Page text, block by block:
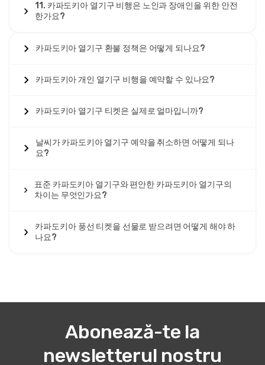
11. 카파도키아 열기구 비행은 노인과 장애인을 위한 안전
한가요?
카파도키아 열기구 환불 정책은 어떻게 되나요?
카파도키아 개인 열기구 비행을 예약할 수 있나요?
카파도키아 열기구 티켓은 실제로 얼마입니까?
날씨가 카파도키아 열기구 예약을 취소하면 어떻게 되나
요?
표준 카파도키아 열기구와 편안한 카파도키아 열기구의
차이는 무엇인가요?
카파도키아 풍선 티켓을 선물로 받으려면 어떻게 해야 하
나요?
Abonează-te la
newsletterul nostru